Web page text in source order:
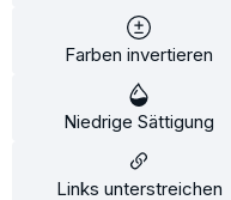
* Alle Preise inkl.
und
Farben invertieren
Niedrige Sättigung
Links unterstreichen